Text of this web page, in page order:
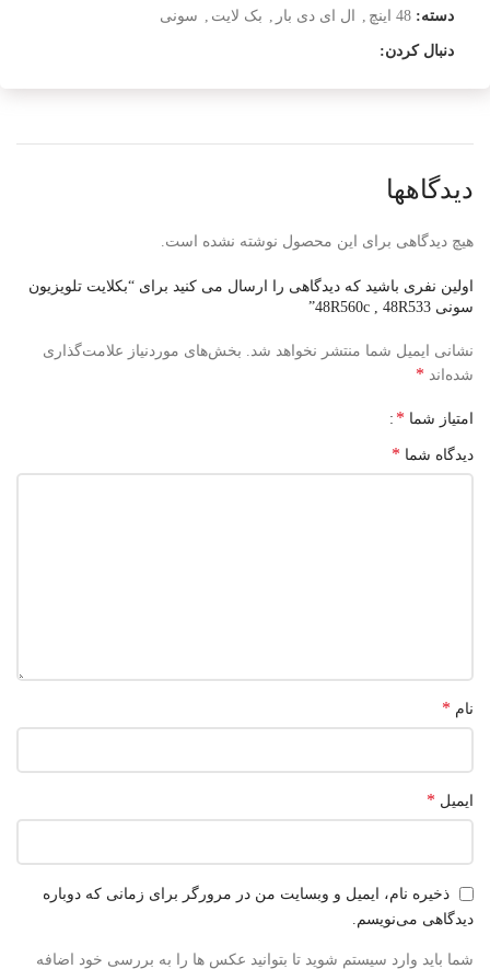
دسته: 48 اینچ , ال ای دی بار , بک لایت , سونی
دنبال کردن:
دیدگاهها
هیچ دیدگاهی برای این محصول نوشته نشده است.
اولین نفری باشید که دیدگاهی را ارسال می کنید برای “بکلایت تلویزیون
سونی 48R560c , 48R533”
نشانی ایمیل شما منتشر نخواهد شد. بخش‌های موردنیاز علامت‌گذاری
شده‌اند *
امتیاز شما *
دیدگاه شما *
نام *
ایمیل *
ذخیره نام، ایمیل و وبسایت من در مرورگر برای زمانی که دوباره
دیدگاهی می‌نویسم.
شما باید وارد سیستم شوید تا بتوانید عکس ها را به بررسی خود اضافه